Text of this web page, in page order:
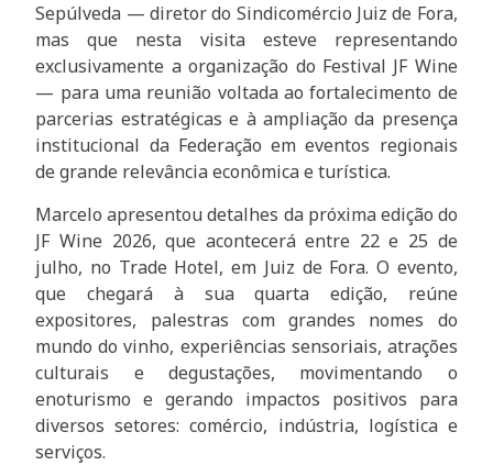
Sepúlveda — diretor do Sindicomércio Juiz de Fora,
mas que nesta visita esteve representando
exclusivamente a organização do Festival JF Wine
— para uma reunião voltada ao fortalecimento de
parcerias estratégicas e à ampliação da presença
institucional da Federação em eventos regionais
de grande relevância econômica e turística.
Marcelo apresentou detalhes da próxima edição do
JF Wine 2026, que acontecerá entre 22 e 25 de
julho, no Trade Hotel, em Juiz de Fora. O evento,
que chegará à sua quarta edição, reúne
expositores, palestras com grandes nomes do
mundo do vinho, experiências sensoriais, atrações
culturais e degustações, movimentando o
enoturismo e gerando impactos positivos para
diversos setores: comércio, indústria, logística e
serviços.